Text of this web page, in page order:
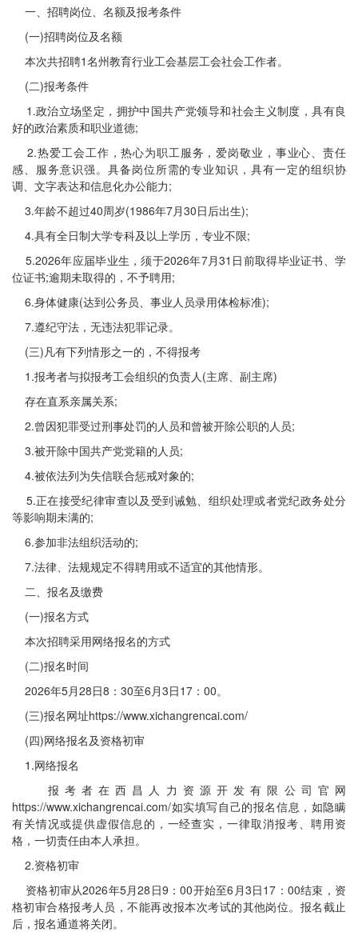
一、招聘岗位、名额及报考条件
(一)招聘岗位及名额
本次共招聘1名州教育行业工会基层工会社会工作者。
(二)报考条件
1.政治立场坚定，拥护中国共产党领导和社会主义制度，具有良
好的政治素质和职业道德;
2.热爱工会工作，热心为职工服务，爱岗敬业，事业心、责任
感、服务意识强。具备岗位所需的专业知识，具有一定的组织协
调、文字表达和信息化办公能力;
3.年龄不超过40周岁(1986年7月30日后出生);
4.具有全日制大学专科及以上学历，专业不限;
5.2026年应届毕业生，须于2026年7月31日前取得毕业证书、学
位证书;逾期未取得的，不予聘用;
6.身体健康(达到公务员、事业人员录用体检标准);
7.遵纪守法，无违法犯罪记录。
(三)凡有下列情形之一的，不得报考
1.报考者与拟报考工会组织的负责人(主席、副主席)
存在直系亲属关系;
2.曾因犯罪受过刑事处罚的人员和曾被开除公职的人员;
3.被开除中国共产党党籍的人员;
4.被依法列为失信联合惩戒对象的;
5.正在接受纪律审查以及受到诫勉、组织处理或者党纪政务处分
等影响期未满的;
6.参加非法组织活动的;
7.法律、法规规定不得聘用或不适宜的其他情形。
二、报名及缴费
(一)报名方式
本次招聘采用网络报名的方式
(二)报名时间
2026年5月28日8：30至6月3日17：00。
(三)报名网址https://www.xichangrencai.com/
(四)网络报名及资格初审
1.网络报名
报考者在西昌人力资源开发有限公司官网
https://www.xichangrencai.com/如实填写自己的报名信息，如隐瞒
有关情况或提供虚假信息的，一经查实，一律取消报考、聘用资
格，一切责任由本人承担。
2.资格初审
资格初审从2026年5月28日9：00开始至6月3日17：00结束，资
格初审合格报考人员，不能再改报本次考试的其他岗位。报名截止
后，报名通道将关闭。